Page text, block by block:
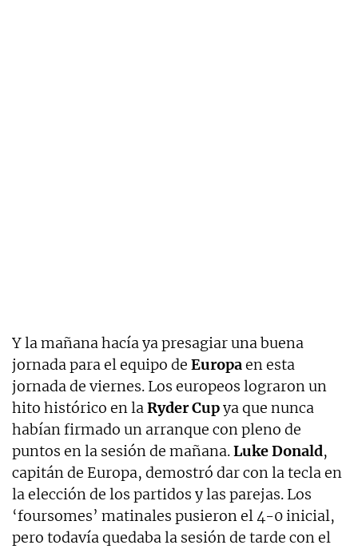
Y la mañana hacía ya presagiar una buena
jornada para el equipo de Europaen esta
jornada de viernes. Los europeos lograron un
hito histórico en laRyder Cupya que nunca
habían firmado un arranque con pleno de
puntos en la sesión de mañana.Luke Donald,
capitán de Europa, demostró dar con la tecla en
la elección de los partidos y las parejas. Los
‘foursomes’ matinales pusieron el 4-0 inicial,
pero todavía quedaba la sesión de tarde con el